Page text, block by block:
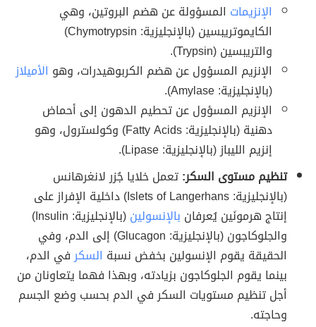
الإنزيمات المسؤولة عن هضم البروتين، وهي
الكايموتريبسين (بالإنجليزية: Chymotrypsin)
والتريبسين (Trypsin).
الإنزيم المسؤول عن هضم الكربوهيدرات، وهو الأميلاز
(بالإنجليزية: Amylase).
الإنزيم المسؤول عن تحطيم الدهون إلى أحماض
دهنية (بالإنجليزية: Fatty Acids) وكولسترول، وهو
إنزيم الليباز (بالإنجليزية: Lipase).
تنظيم مستوى السكر:تعمل خلايا جُزر لانغرهانس
(بالإنجليزية: Islets of Langerhans) داخلية الإفراز على
إنتاج هرمونَين يُعرفان بالإنسولين
(بالإنجليزية: Insulin)
والجلوكاجون (بالإنجليزية: Glucagon) إلى الدم، وفي
الحقيقة يقوم الإنسولين بخفض نسبة السكرفي الدم،
بينما يقوم الجلوكاجون بزيادته، وبهذا فهما يتعاونان من
أجل تنظيم مستويات السكر في الدم بحسب وضع الجسم
وحاجته.